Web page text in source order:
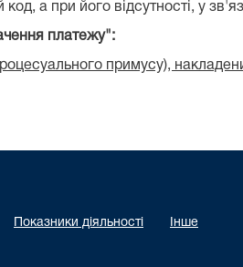
а при його відсутності, у
платежу":
примусу),
Показники діяльності Інше